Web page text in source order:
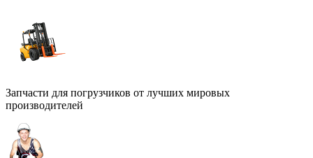
Запчасти для погрузчиков от лучших мировых
производителей